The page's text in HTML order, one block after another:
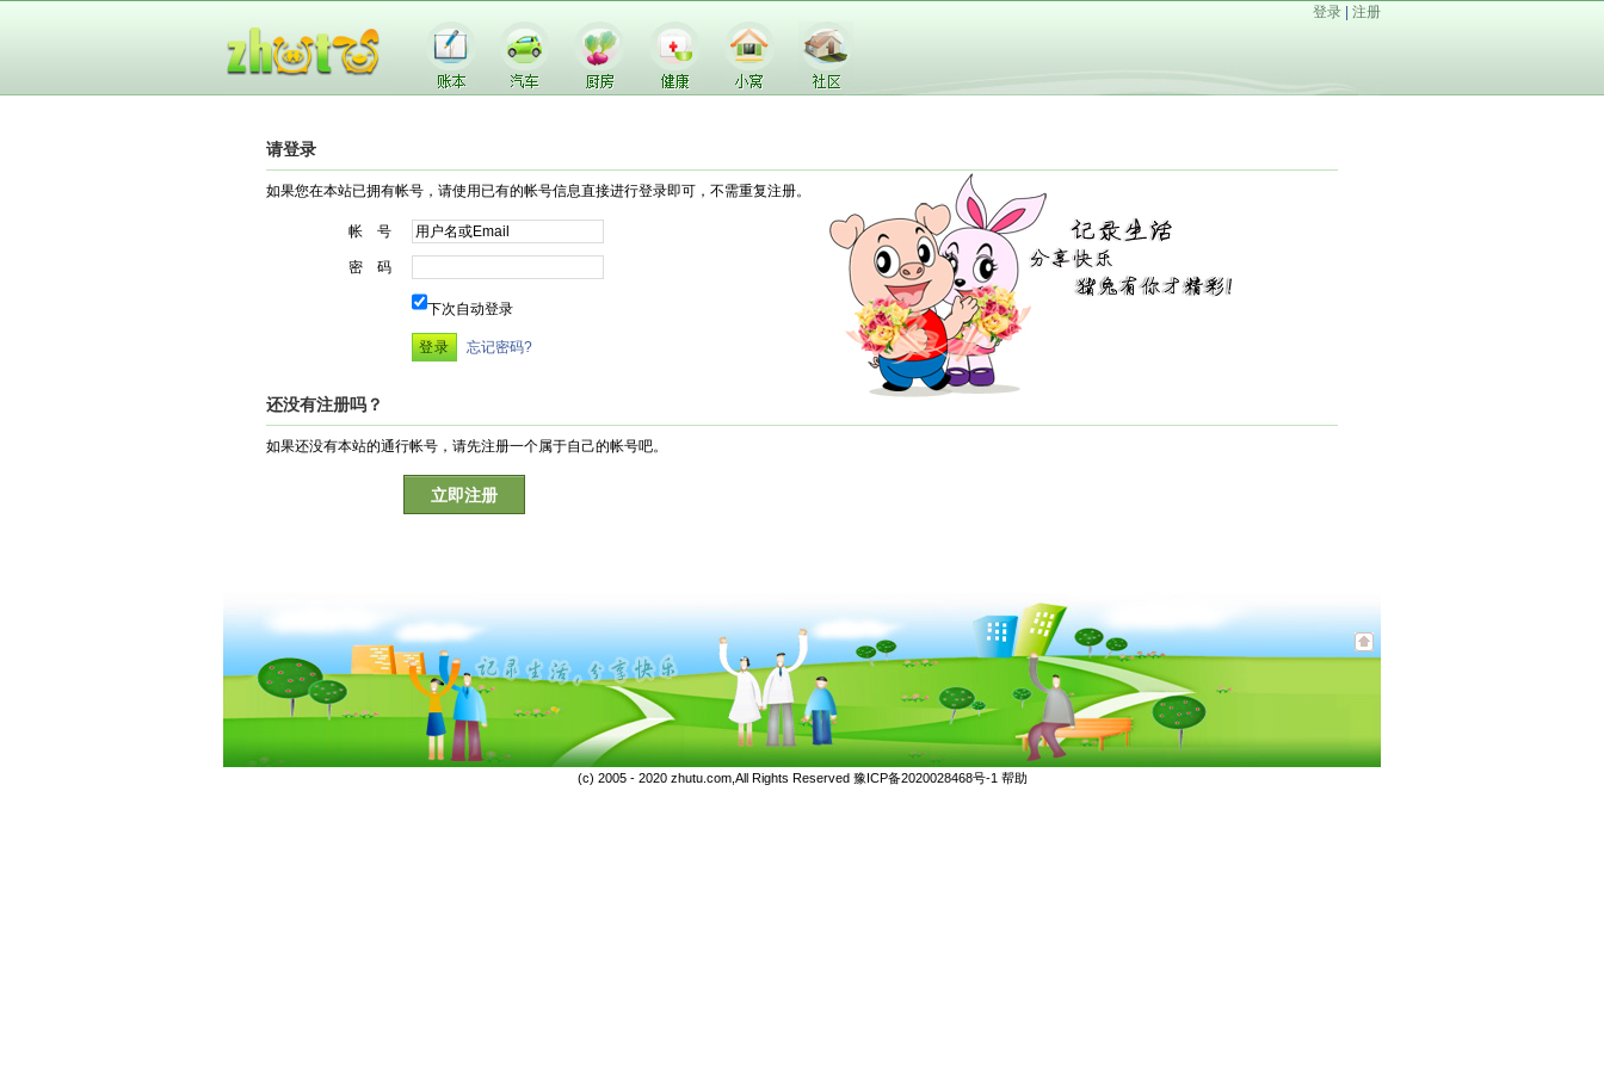
登录 注册
请登录
如果您在本站已拥有帐号，请使用已有的帐号信息直接进行登录即可，不需重复注册。
帐 号
密 码
下次自动登录
忘记密码?
还没有注册吗？
如果还没有本站的通行帐号，请先注册一个属于自己的帐号吧。
立即注册
(c) 2005 - 2020 zhutu.com,All Rights Reserved 豫ICP备2020028468号-1 帮助